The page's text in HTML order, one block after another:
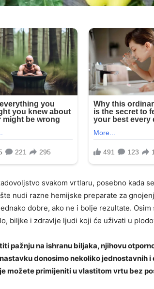
svakom vrtlaru, posebno kada
nudi razne hemijske preparate za
dobre, ako ne i bolje rezultate. Osim
biljke i zdravlje ljudi koji će uživati u
pažnju na ishranu biljaka, njihovu
donosimo nekoliko jednostavnih
možete primijeniti u vlastitom vrtu bez